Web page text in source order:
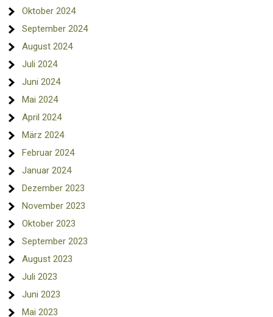
Oktober 2024
September 2024
August 2024
Juli 2024
Juni 2024
Mai 2024
April 2024
März 2024
Februar 2024
Januar 2024
Dezember 2023
November 2023
Oktober 2023
September 2023
August 2023
Juli 2023
Juni 2023
Mai 2023